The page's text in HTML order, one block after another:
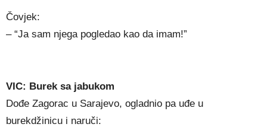
Čovjek:
– “Ja sam njega pogledao kao da imam!”
VIC: Burek sa jabukom
Dođe Zagorac u Sarajevo, ogladnio pa uđe u
burekdžinicu i naruči: